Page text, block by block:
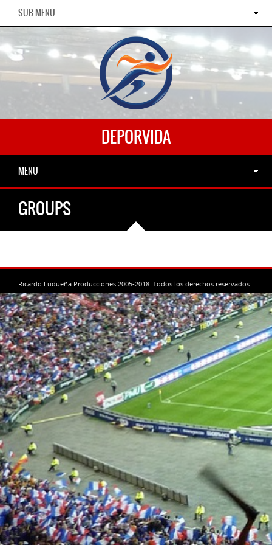
SUB MENU
DEPORVIDA
MENU
GROUPS
Ricardo Ludueña Producciones 2005-2018. Todos los derechos reservados